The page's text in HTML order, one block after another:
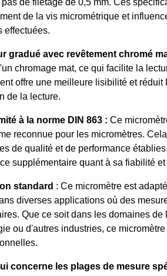
de filetage de 0,5 mm. Ces
de la vis micrométrique et
effectuées.
gradué avec revêtement chromé
chromage mat, ce qui facilite la
offre une meilleure lisibilité et
de la lecture.
à la norme DIN 863 : Ce
reconnue pour les micromètres.
de qualité et de performance
supplémentaire quant à sa fiabilité
standard : Ce micromètre est
diverses applications où des
Que ce soit dans les domaines
ou d'autres industries, ce
concerne les plages de mesure